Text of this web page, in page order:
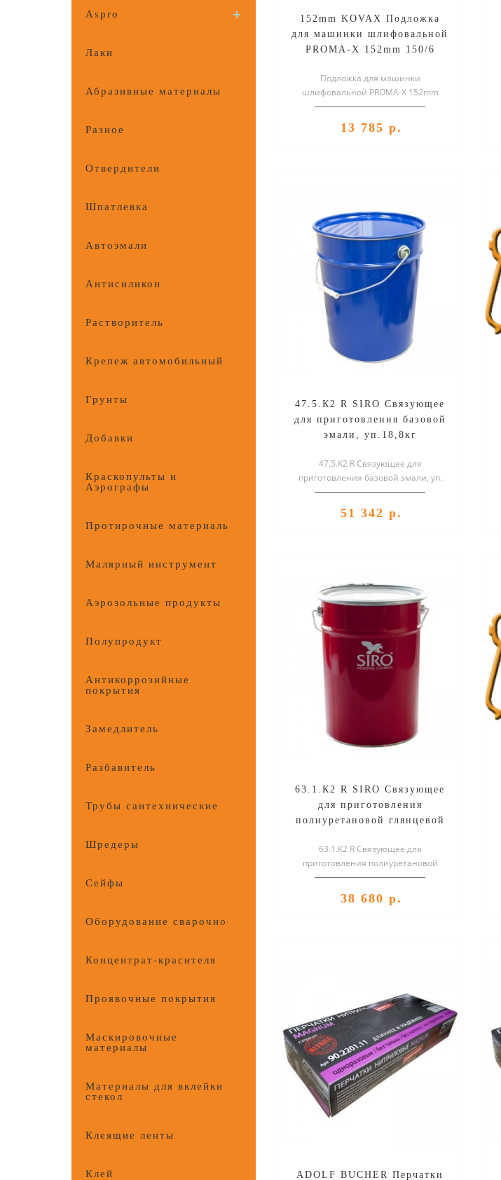
Aspro
Лаки
Абразивные материалы
Разное
Отвердители
Шпатлевка
Автоэмали
Антисиликон
Растворитель
Крепеж автомобильный
Грунты
Добавки
Краскопульты и
Аэрографы
Протирочные материалы
Малярный инструмент
Аэрозольные продукты
Полупродукт
Антикоррозийные
покрытия
Замедлитель
Разбавитель
Трубы сантехнические
Шредеры
Сейфы
Оборудование сварочное
Концентрат-красителя
Проявочные покрытия
Маскировочные
материалы
Материалы для вклейки
стекол
Клеящие ленты
Клей
152mm KOVAX Подложка
для машинки шлифовальной
PROMA-X 152mm 150/6
Подложка для машинки
шлифовальной PROMA-X 152mm
150/6 KOVAX...
13 785 р.
47.5.К2 R SIRO Связующее
для приготовления базовой
эмали, уп.18,8кг
47.5.К2 R Связующее для
приготовления базовой эмали, уп.
18,8кг..
51 342 р.
63.1.К2 R SIRO Связующее
для приготовления
полиуретановой глянцевой
23кг
63.1.К2 R Связующее для
приготовления полиуретановой
глянцевой (глянец 80%) эмали Siro,
38 680 р.
ADOLF BUCHER Перчатки